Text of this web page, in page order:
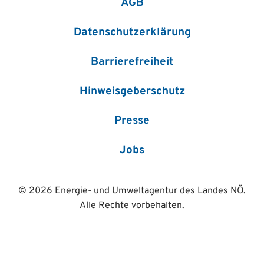
AGB
Datenschutzerklärung
Barrierefreiheit
Hinweisgeberschutz
Presse
Jobs
© 2026 Energie- und Umweltagentur des Landes NÖ.
Alle Rechte vorbehalten.